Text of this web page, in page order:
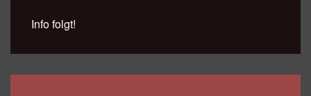
Info folgt!